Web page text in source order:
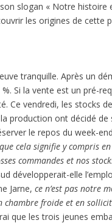
slogan « Notre histoire
les origines de cette
tranquille. Après un
Si la vente est un pré-
Ce vendredi, les stocks
production ont décidé
le repos du week-
cela signifie y compris
commandes et nos
développerait-elle
Jarne, ce n’est pas notre
chambre froide et en
que les trois jeunes